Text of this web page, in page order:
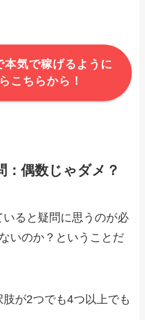
本気で稼げるように
こちらから！
：偶数じゃダメ？
ると疑問に思うのが必
いのか？ということだ
が2つでも4つ以上でも